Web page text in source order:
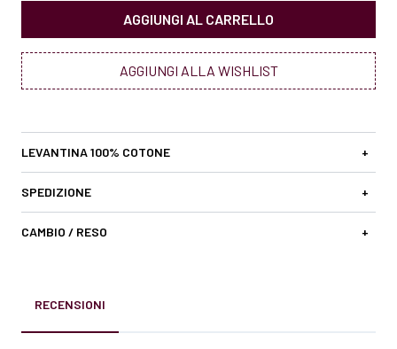
AGGIUNGI AL CARRELLO
AGGIUNGI ALLA WISHLIST
LEVANTINA 100% COTONE +
SPEDIZIONE +
CAMBIO / RESO +
RECENSIONI